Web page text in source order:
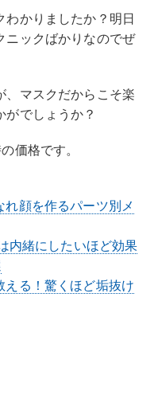
わかりましたか？明日
ニックばかりなのでぜ
、マスクだからこそ楽
がでしょうか？
価格です。
顔を作るパーツ別メ
内緒にしたいほど効果
る！驚くほど垢抜け